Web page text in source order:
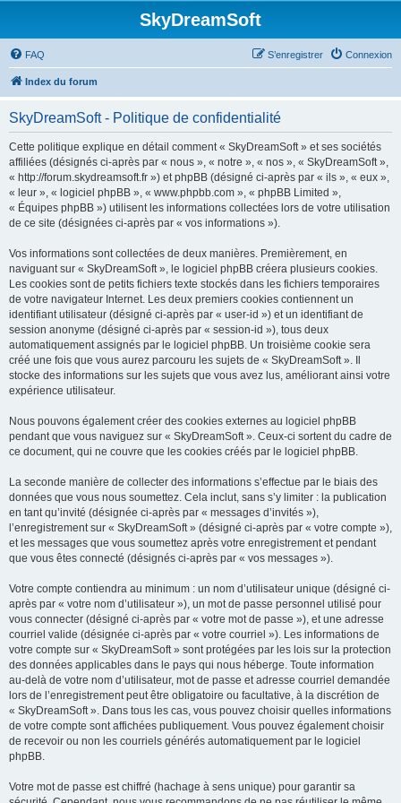
SkyDreamSoft
FAQ Connexion
S’enregistrer
Index du forum
SkyDreamSoft - Politique de confidentialité
Cette politique explique en détail comment « SkyDreamSoft » et ses sociétés
affiliées (désignés ci-après par « nous », « notre », « nos », « SkyDreamSoft »,
« http://forum.skydreamsoft.fr ») et phpBB (désigné ci-après par « ils », « eux »,
« leur », « logiciel phpBB », « www.phpbb.com », « phpBB Limited »,
« Équipes phpBB ») utilisent les informations collectées lors de votre utilisation
de ce site (désignées ci-après par « vos informations »).
Vos informations sont collectées de deux manières. Premièrement, en
naviguant sur « SkyDreamSoft », le logiciel phpBB créera plusieurs cookies.
Les cookies sont de petits fichiers texte stockés dans les fichiers temporaires
de votre navigateur Internet. Les deux premiers cookies contiennent un
identifiant utilisateur (désigné ci-après par « user-id ») et un identifiant de
session anonyme (désigné ci-après par « session-id »), tous deux
automatiquement assignés par le logiciel phpBB. Un troisième cookie sera
créé une fois que vous aurez parcouru les sujets de « SkyDreamSoft ». Il
stocke des informations sur les sujets que vous avez lus, améliorant ainsi votre
expérience utilisateur.
Nous pouvons également créer des cookies externes au logiciel phpBB
pendant que vous naviguez sur « SkyDreamSoft ». Ceux-ci sortent du cadre de
ce document, qui ne couvre que les cookies créés par le logiciel phpBB.
La seconde manière de collecter des informations s’effectue par le biais des
données que vous nous soumettez. Cela inclut, sans s’y limiter : la publication
en tant qu’invité (désignée ci-après par « messages d’invités »),
l’enregistrement sur « SkyDreamSoft » (désigné ci-après par « votre compte »),
et les messages que vous soumettez après votre enregistrement et pendant
que vous êtes connecté (désignés ci-après par « vos messages »).
Votre compte contiendra au minimum : un nom d’utilisateur unique (désigné ci-
après par « votre nom d’utilisateur »), un mot de passe personnel utilisé pour
vous connecter (désigné ci-après par « votre mot de passe »), et une adresse
courriel valide (désignée ci-après par « votre courriel »). Les informations de
votre compte sur « SkyDreamSoft » sont protégées par les lois sur la protection
des données applicables dans le pays qui nous héberge. Toute information
au-delà de votre nom d’utilisateur, mot de passe et adresse courriel demandée
lors de l’enregistrement peut être obligatoire ou facultative, à la discrétion de
« SkyDreamSoft ». Dans tous les cas, vous pouvez choisir quelles informations
de votre compte sont affichées publiquement. Vous pouvez également choisir
de recevoir ou non les courriels générés automatiquement par le logiciel
phpBB.
Votre mot de passe est chiffré (hachage à sens unique) pour garantir sa